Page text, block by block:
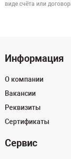
виде счёта или
Информация
О компании
Вакансии
Реквизиты
Сертификаты
Сервис